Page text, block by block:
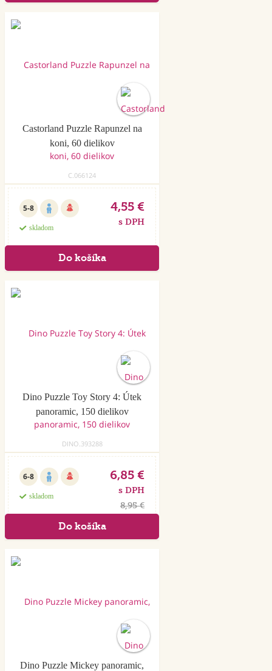
Castorland Puzzle Rapunzel na
koni, 60 dielikov
C.066124
5-8
skladom
4,55 €
s DPH
Dino Puzzle Toy Story 4: Útek
panoramic, 150 dielikov
DINO.393288
6-8
skladom
6,85 €
s DPH
8,95 €
Dino Puzzle Mickey panoramic,